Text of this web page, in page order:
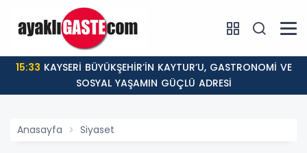
15:33
SOSYAL YAŞAMIN GÜÇLÜ ADRESİ
Anasayfa Siyaset